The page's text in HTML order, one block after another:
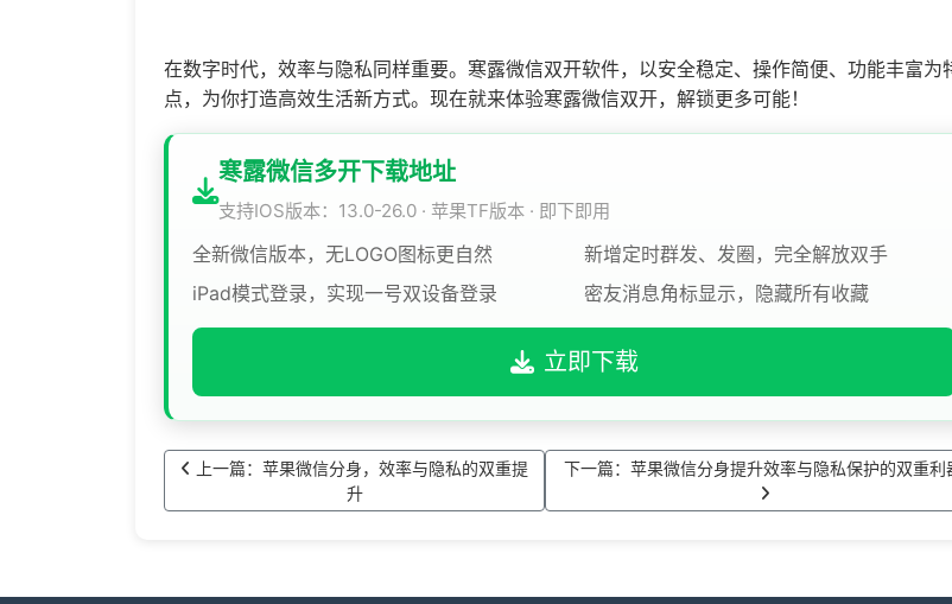
在数字时代，效率与隐私同样重要。寒露微信双开软件，以安全稳定、操作简便、功能丰富为
点，为你打造高效生活新方式。现在就来体验寒露微信双开，解锁更多可能！
寒露微信多开下载地址
支持IOS版本：13.0-26.0 · 苹果TF版本 · 即下即用
全新微信版本，无LOGO图标更自然
新增定时群发、发圈，完全解放双手
iPad模式登录，实现一号双设备登录
密友消息角标显示，隐藏所有收藏
立即下载
上一篇：苹果微信分身，效率与隐私的双重提
升
下一篇：苹果微信分身提升效率与隐私保护的双重利